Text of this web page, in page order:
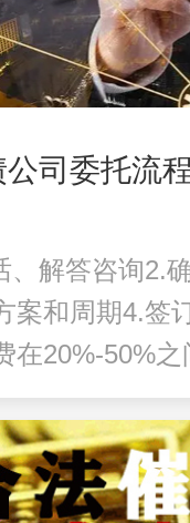
司委托流
、解答咨询2.
案和周期4.签
在20%-50%